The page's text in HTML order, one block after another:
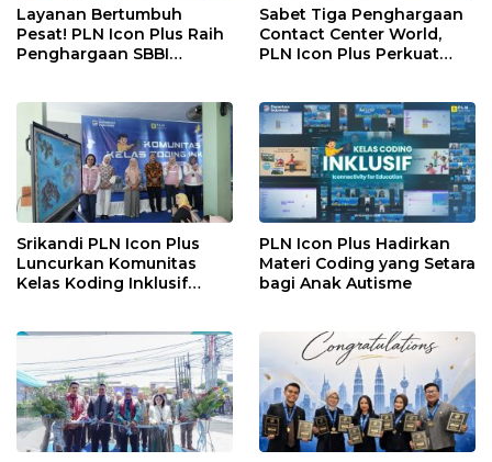
Layanan Bertumbuh
Pesat! PLN Icon Plus Raih
Penghargaan SBBI
Sabet Tiga Penghargaan
Contact Center World,
PLN Icon Plus Perkuat
ICONNET
Srikandi PLN Icon Plus
Luncurkan Komunitas
Kelas Koding Inklusif
PLN Icon Plus Hadirkan
Materi Coding yang Setara
bagi Anak Autisme